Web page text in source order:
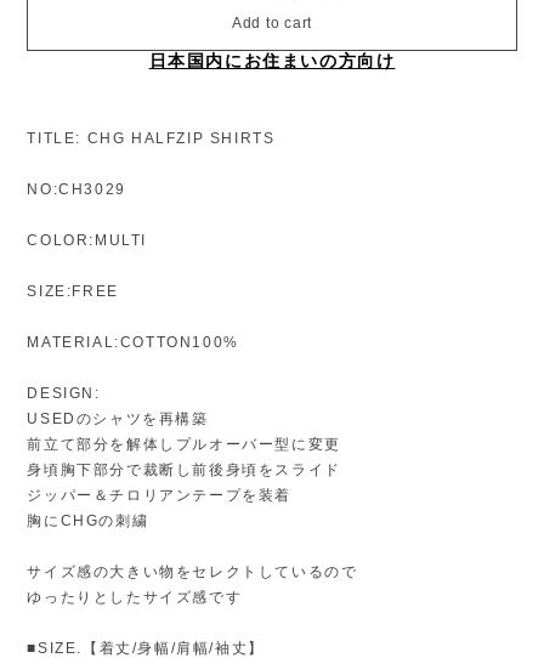
Add to cart
日本国内にお住まいの方向け
TITLE: CHG HALFZIP SHIRTS
NO:CH3029
COLOR:MULTI
SIZE:FREE
MATERIAL:COTTON100%
DESIGN:
USEDのシャツを再構築
前立て部分を解体しプルオーバー型に変更
身頃胸下部分で裁断し前後身頃をスライド
ジッパー＆チロリアンテープを装着
胸にCHGの刺繍
サイズ感の大きい物をセレクトしているので
ゆったりとしたサイズ感です
■SIZE.【着丈/身幅/肩幅/袖丈】